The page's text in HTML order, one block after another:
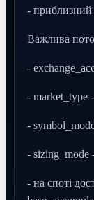
- приблизний
Важлива
-
- market_type
-
- sizing_mode
- на споті